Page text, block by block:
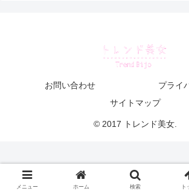
お問い合わせ
プライ
サイトマップ
© 2017 トレンド美女.
メニュー ホーム 検索 ト